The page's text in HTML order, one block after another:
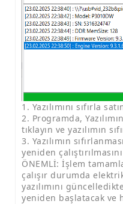
1. Yazılımını sıfırla
2. Programda,
tıklayın ve yazılımın
3. Yazılımın
yeniden
ÖNEMLİ: İşlem
çalışır durumda
yazılımını
yeniden başlatacak ve